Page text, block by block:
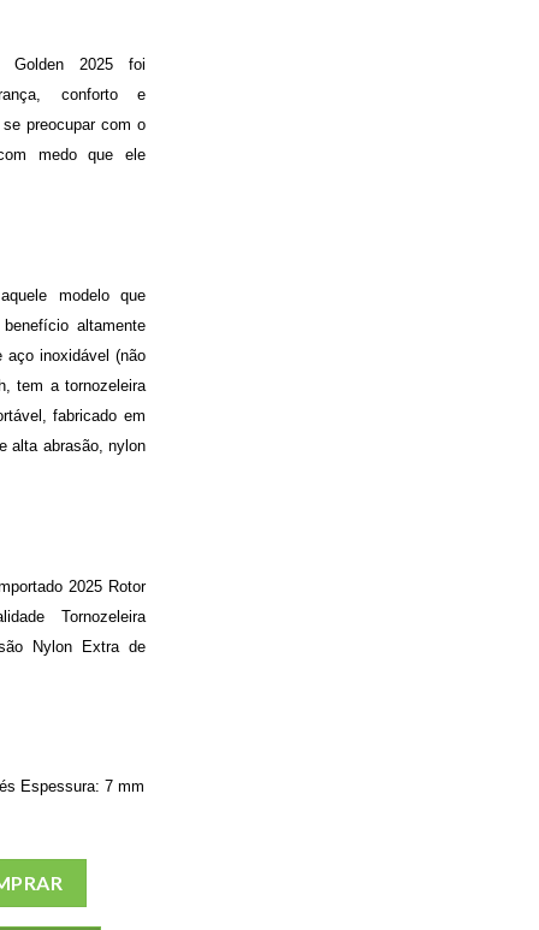
Golden 2025 foi
conforto e
preocupar com o
medo que ele
modelo que
altamente
aço inoxidável (não
tem a tornozeleira
fabricado em
alta abrasão, nylon
2025 Rotor
Tornozeleira
Nylon Extra de
Espessura: 7 mm